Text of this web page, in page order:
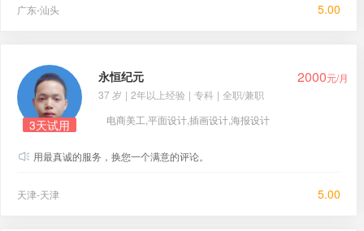
广东-汕头 5.00
3天试用
永恒纪元 2000元/月
37 岁 | 2年以上经验 | 专科 | 全职/兼职
电商美工,平面设计,插画设计,海报设计
用最真诚的服务，换您一个满意的评论。
天津-天津 5.00